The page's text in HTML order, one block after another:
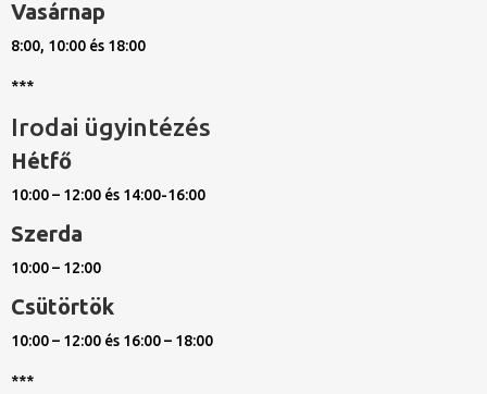
Vasárnap
8:00, 10:00 és 18:00
***
Irodai ügyintézés
Hétfő
10:00 – 12:00 és 14:00-16:00
Szerda
10:00 – 12:00
Csütörtök
10:00 – 12:00 és 16:00 – 18:00
***